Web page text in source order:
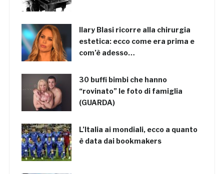
Ilary Blasi ricorre alla chirurgia
estetica: ecco come era prima e
com’è adesso…
30 buffi bimbi che hanno
“rovinato” le foto di famiglia
(GUARDA)
L’Italia ai mondiali, ecco a quanto
è data dai bookmakers